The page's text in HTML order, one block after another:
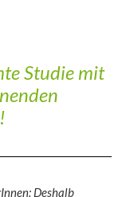
Studie mit
Deshalb